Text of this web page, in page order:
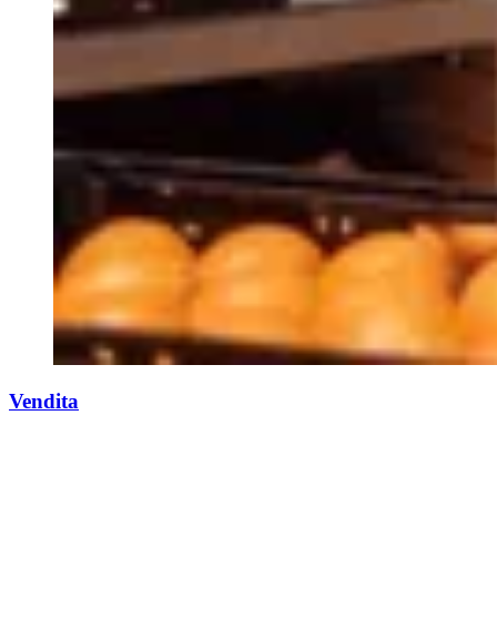
Vendita